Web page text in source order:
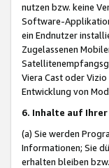
nutzen bzw. keine
Software-
ein Endnutzer
Zugelassenen
Viera Cast oder
Entwicklung von
6. Inhalte auf Ihrer
(a) Sie werden
Informationen; Sie
erhalten bleiben